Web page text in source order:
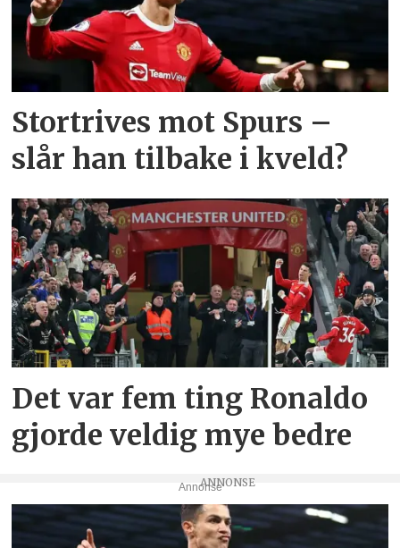
Stortrives mot Spurs –
slår han tilbake i kveld?
Det var fem ting Ronaldo
gjorde veldig mye bedre
Annonse